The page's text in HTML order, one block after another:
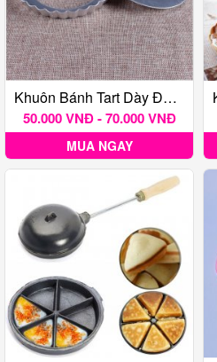
Khuôn Bánh Tart Dày Đáy Rời
50.000 VNĐ - 70.000 VNĐ
MUA NGAY